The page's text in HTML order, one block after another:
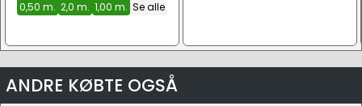
0,50 m. 2,0 m. 1,00 m. Se alle
ANDRE KØBTE OGSÅ